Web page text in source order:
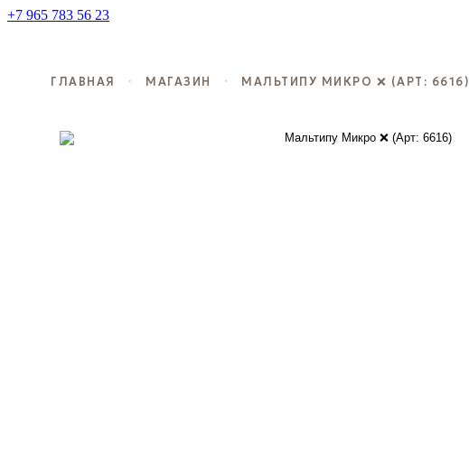
+7 965 783 56 23
ГЛАВНАЯ · МАГАЗИН · МАЛЬТИПУ МИКРО ❌ (АРТ: 6616)